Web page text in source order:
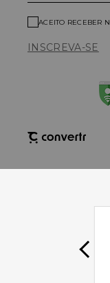
INSCREVA-SE
ACEITO RECEBER